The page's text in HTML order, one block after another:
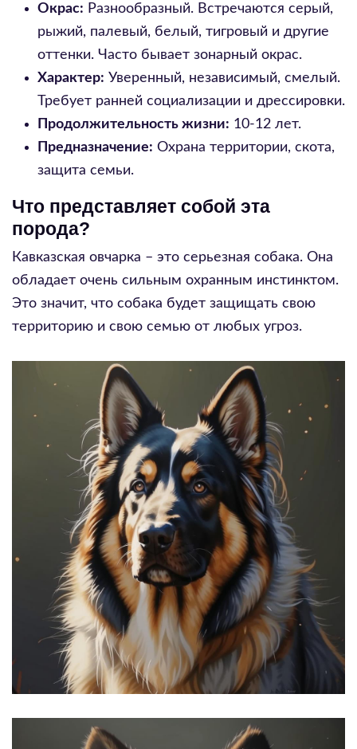
Окрас: Разнообразный. Встречаются серый,
рыжий, палевый, белый, тигровый и другие
оттенки. Часто бывает зонарный окрас.
Характер: Уверенный, независимый, смелый.
Требует ранней социализации и дрессировки.
Продолжительность жизни: 10-12 лет.
Предназначение: Охрана территории, скота,
защита семьи.
Что представляет собой эта
порода?
Кавказская овчарка – это серьезная собака. Она
обладает очень сильным охранным инстинктом.
Это значит, что собака будет защищать свою
территорию и свою семью от любых угроз.